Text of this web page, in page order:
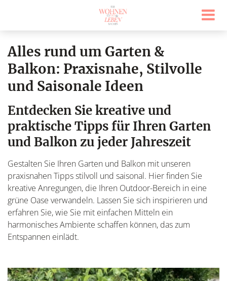
Alles rund um Garten &
Balkon: Praxisnahe, Stilvolle
und Saisonale Ideen
Entdecken Sie kreative und
praktische Tipps für Ihren Garten
und Balkon zu jeder Jahreszeit
Gestalten Sie Ihren Garten und Balkon mit unseren
praxisnahen Tipps stilvoll und saisonal. Hier finden Sie
kreative Anregungen, die Ihren Outdoor-Bereich in eine
grüne Oase verwandeln. Lassen Sie sich inspirieren und
erfahren Sie, wie Sie mit einfachen Mitteln ein
harmonisches Ambiente schaffen können, das zum
Entspannen einlädt.